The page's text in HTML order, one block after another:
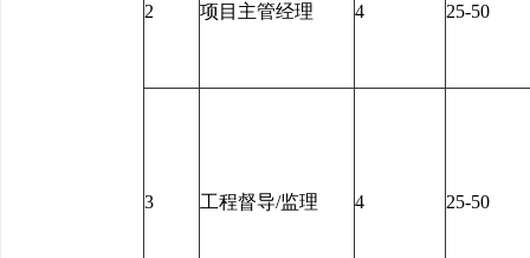
2 项目主管经理 4 25-50
3 工程督导/监理 4 25-50